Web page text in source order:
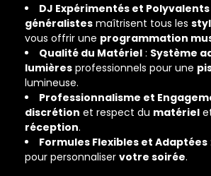
DJ Expérimentés et Polyvalents
généralistes maîtrisent tous les
vous offrir une programmation
Qualité du Matériel : Système
lumières professionnels pour une
lumineuse.
Professionnalisme et
discrétion et respect du matériel
réception.
Formules Flexibles et Adaptées
pour personnaliser votre soirée.